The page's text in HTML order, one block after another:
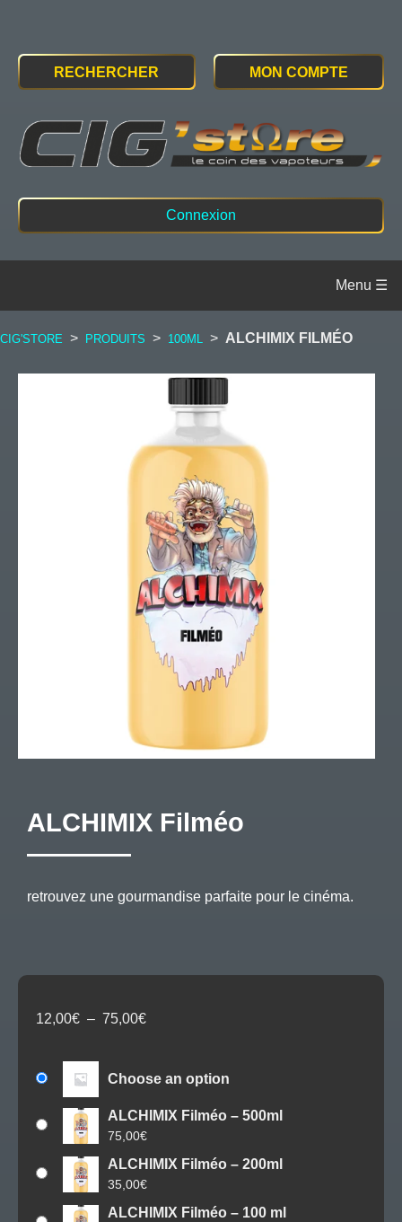
RECHERCHER MON COMPTE
Connexion
CIG'STORE > PRODUITS > 100ML > ALCHIMIX FILMÉO
ALCHIMIX Filméo
retrouvez une gourmandise parfaite pour le cinéma.
12,00€ – 75,00€Plage
12,00€
75,00€
Choose an option
ALCHIMIX Filméo – 500ml
75,00€
ALCHIMIX Filméo – 200ml
35,00€
ALCHIMIX Filméo – 100 ml